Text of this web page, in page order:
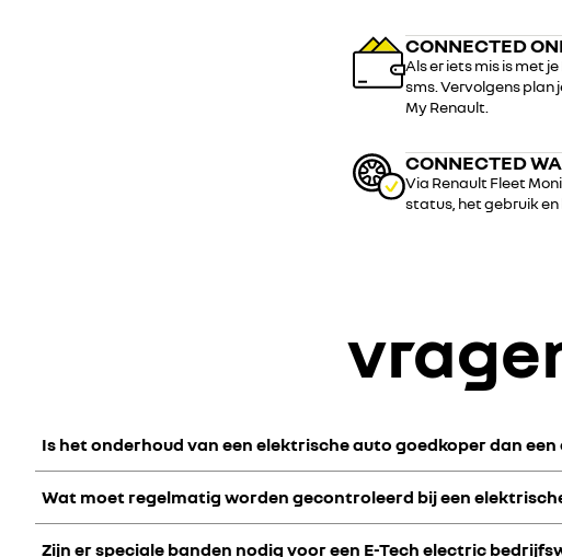
CONNECTED
Als er iets mis is met
sms. Vervolgens
My Renault.
CONNECTED
Via Renault Fleet
status, het gebruik en
Is het onderhoud van een elektrische auto goedkoper dan
Ja, elektrische auto's hebben niet alle slijtageonderdelen die diesel-
Het resultaat: de onderhoudskosten liggen na 3 jaar gemiddeld 23%
Wat moet regelmatig worden gecontroleerd bij een
Om betrouwbaarheid en prestaties te garanderen, controleer je
Zijn er speciale banden nodig voor een E-Tech electric